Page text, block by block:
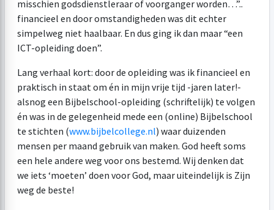
misschien godsdienstleraar of voorganger worden…”..
financieel en door omstandigheden was dit echter
simpelweg niet haalbaar. En dus ging ik dan maar “een
ICT-opleiding doen”.
Lang verhaal kort: door de opleiding was ik financieel en
praktisch in staat om én in mijn vrije tijd -jaren later!-
alsnog een Bijbelschool-opleiding (schriftelijk) te volgen
én was in de gelegenheid mede een (online) Bijbelschool
te stichten (www.bijbelcollege.nl) waar duizenden
mensen per maand gebruik van maken. God heeft soms
een hele andere weg voor ons bestemd. Wij denken dat
we iets ‘moeten’ doen voor God, maar uiteindelijk is Zijn
weg de beste!